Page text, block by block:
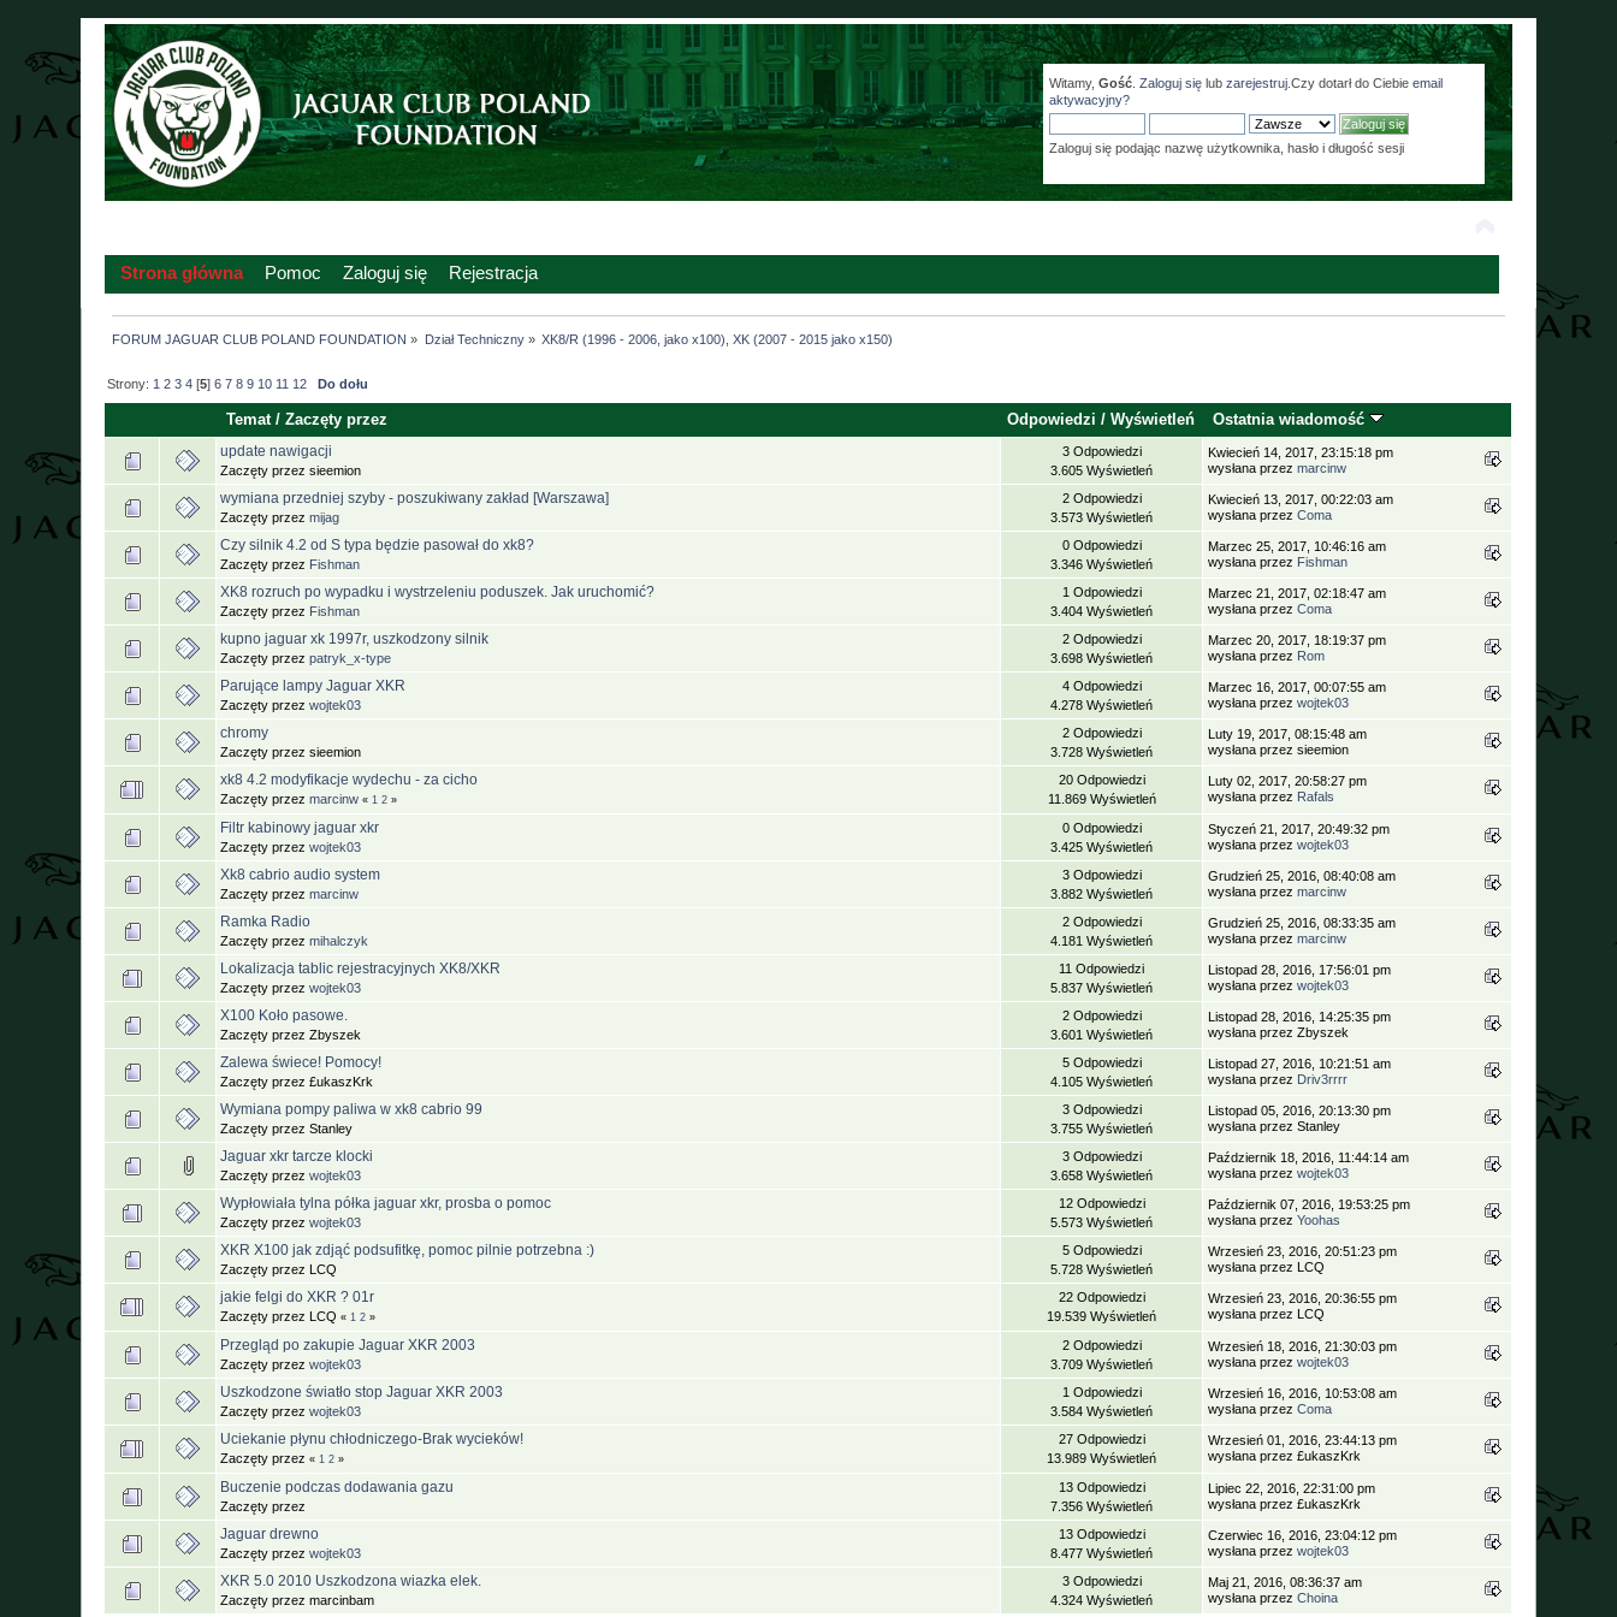
Witamy, Gość. Zaloguj sięlub zarejestruj.Czy dotarł do Ciebie email
aktywacyjny?
Zaloguj się podając nazwę użytkownika, hasło i długość sesji
Strona główna Pomoc Zaloguj się Rejestracja
FORUM JAGUAR CLUB POLAND FOUNDATION » Dział Techniczny» XK8/R (1996 - 2006, jako x100), XK (2007 - 2015 jako x150)
Strony: 1 2 3 4 [5]6 7 8 9 10 11 12 Do dołu
Temat/Zaczęty przez Odpowiedzi /Wyświetleń Ostatnia wiadomość
update nawigacji
Zaczęty przez sieemion
3 Odpowiedzi
3.605 Wyświetleń
Kwiecień 14, 2017, 23:15:18 pm
wysłana przezmarcinw
wymiana przedniej szyby - poszukiwany zakład [Warszawa]
Zaczęty przezmijag
2 Odpowiedzi
3.573 Wyświetleń
Kwiecień 13, 2017, 00:22:03 am
wysłana przezComa
Czy silnik 4.2 od S typa będzie pasował do xk8?
Zaczęty przez Fishman
0 Odpowiedzi
3.346 Wyświetleń
Marzec 25, 2017, 10:46:16 am
wysłana przez Fishman
XK8 rozruch po wypadku i wystrzeleniu poduszek. Jak uruchomić?
Zaczęty przez Fishman
1 Odpowiedzi
3.404 Wyświetleń
Marzec 21, 2017, 02:18:47 am
wysłana przezComa
kupno jaguar xk 1997r, uszkodzony silnik
Zaczęty przezpatryk_x-type
2 Odpowiedzi
3.698 Wyświetleń
Marzec 20, 2017, 18:19:37 pm
wysłana przez Rom
Parujące lampy Jaguar XKR
Zaczęty przezwojtek03
4 Odpowiedzi
4.278 Wyświetleń
Marzec 16, 2017, 00:07:55 am
wysłana przezwojtek03
chromy
Zaczęty przez sieemion
2 Odpowiedzi
3.728 Wyświetleń
Luty 19, 2017, 08:15:48 am
wysłana przez sieemion
xk8 4.2 modyfikacje wydechu - za cicho
Zaczęty przezmarcinw «1 2 »
20 Odpowiedzi
11.869 Wyświetleń
Luty 02, 2017, 20:58:27 pm
wysłana przez Rafals
Filtr kabinowy jaguar xkr
Zaczęty przezwojtek03
0 Odpowiedzi
3.425 Wyświetleń
Styczeń 21, 2017, 20:49:32 pm
wysłana przezwojtek03
Xk8 cabrio audio system
Zaczęty przezmarcinw
3 Odpowiedzi
3.882 Wyświetleń
Grudzień 25, 2016, 08:40:08 am
wysłana przezmarcinw
Ramka Radio
Zaczęty przezmihalczyk
2 Odpowiedzi
4.181 Wyświetleń
Grudzień 25, 2016, 08:33:35 am
wysłana przezmarcinw
Lokalizacja tablic rejestracyjnych XK8/XKR
Zaczęty przezwojtek03
11 Odpowiedzi
5.837 Wyświetleń
Listopad 28, 2016, 17:56:01 pm
wysłana przezwojtek03
X100 Koło pasowe.
Zaczęty przez Zbyszek
2 Odpowiedzi
3.601 Wyświetleń
Listopad 28, 2016, 14:25:35 pm
wysłana przez Zbyszek
Zalewa świece! Pomocy!
Zaczęty przez £ukaszKrk
5 Odpowiedzi
4.105 Wyświetleń
Listopad 27, 2016, 10:21:51 am
wysłana przez Driv3rrrr
Wymiana pompy paliwa w xk8 cabrio 99
Zaczęty przez Stanley
3 Odpowiedzi
3.755 Wyświetleń
Listopad 05, 2016, 20:13:30 pm
wysłana przez Stanley
Jaguar xkr tarcze klocki
Zaczęty przezwojtek03
3 Odpowiedzi
3.658 Wyświetleń
Październik 18, 2016, 11:44:14 am
wysłana przezwojtek03
Wypłowiała tylna półka jaguar xkr, prosba o pomoc
Zaczęty przezwojtek03
12 Odpowiedzi
5.573 Wyświetleń
Październik 07, 2016, 19:53:25 pm
wysłana przezYoohas
XKR X100 jak zdjąć podsufitkę, pomoc pilnie potrzebna :)
Zaczęty przez LCQ
5 Odpowiedzi
5.728 Wyświetleń
Wrzesień 23, 2016, 20:51:23 pm
wysłana przez LCQ
jakie felgi do XKR ? 01r
Zaczęty przez LCQ«1 2 »
22 Odpowiedzi
19.539 Wyświetleń
Wrzesień 23, 2016, 20:36:55 pm
wysłana przez LCQ
Przegląd po zakupie Jaguar XKR 2003
Zaczęty przezwojtek03
2 Odpowiedzi
3.709 Wyświetleń
Wrzesień 18, 2016, 21:30:03 pm
wysłana przezwojtek03
Uszkodzone światło stop Jaguar XKR 2003
Zaczęty przezwojtek03
1 Odpowiedzi
3.584 Wyświetleń
Wrzesień 16, 2016, 10:53:08 am
wysłana przezComa
Uciekanie płynu chłodniczego-Brak wycieków!
Zaczęty przez«1 2 »
27 Odpowiedzi
13.989 Wyświetleń
Wrzesień 01, 2016, 23:44:13 pm
wysłana przez £ukaszKrk
Buczenie podczas dodawania gazu
Zaczęty przez
13 Odpowiedzi
7.356 Wyświetleń
Lipiec 22, 2016, 22:31:00 pm
wysłana przez £ukaszKrk
Jaguar drewno
Zaczęty przezwojtek03
13 Odpowiedzi
8.477 Wyświetleń
Czerwiec 16, 2016, 23:04:12 pm
wysłana przezwojtek03
XKR 5.0 2010 Uszkodzona wiazka elek.
Zaczęty przez marcinbam
3 Odpowiedzi
4.324 Wyświetleń
Maj 21, 2016, 08:36:37 am
wysłana przezChoina